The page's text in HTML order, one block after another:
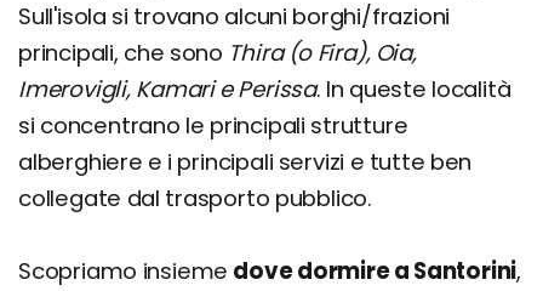
Sull'isola si trovano alcuni borghi/frazioni
principali, che sono Thira (o Fira), Oia,
Imerovigli, Kamari e Perissa. In queste località
si concentrano le principali strutture
alberghiere e i principali servizi e tutte ben
collegate dal trasporto pubblico.
Scopriamo insieme dove dormire a Santorini,